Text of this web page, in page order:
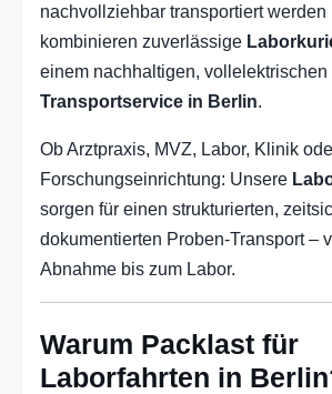
nachvollziehbar transportiert werden
kombinieren zuverlässige
einem nachhaltigen, vollelektrischen
Transportservice in Berlin.
Ob Arztpraxis, MVZ, Labor, Klinik
Forschungseinrichtung: Unsere
sorgen für einen strukturierten,
dokumentierten Proben-Transport –
Abnahme bis zum Labor.
Warum Packlast für
Laborfahrten in